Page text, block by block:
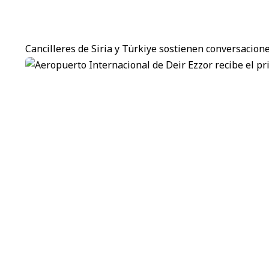
Cancilleres de Siria y Türkiye sostienen